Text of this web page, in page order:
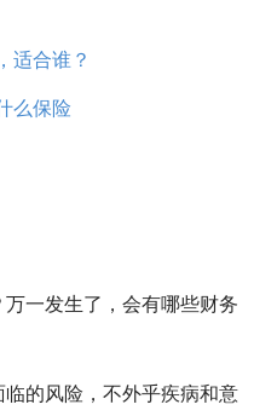
适合谁？
么保险
万一发生了，会有哪些财务
的风险，不外乎疾病和意